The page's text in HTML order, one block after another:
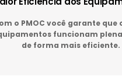
o PMOC você garante que
funcionam
de forma mais eficiente.